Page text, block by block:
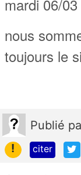
mardi 06/
nous
toujours le
Publié
!
citer